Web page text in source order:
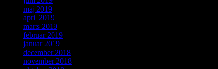
maj 2019
april 2019
marts 2019
februar 2019
januar 2019
december 2018
november 2018